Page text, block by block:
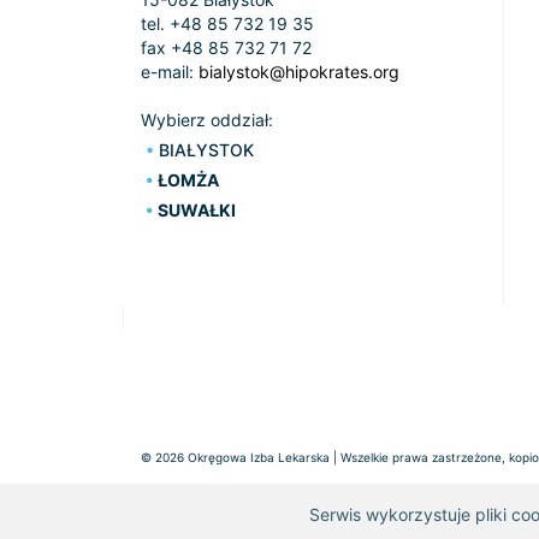
tel. +48 85 732 19 35
fax +48 85 732 71 72
e-mail: bialystok@hipokrates.org
Wybierz oddział:
BIAŁYSTOK
ŁOMŻA
SUWAŁKI
© 2026 Okręgowa Izba Lekarska | Wszelkie prawa zastrzeżone,
Serwis wykorzystuje pliki